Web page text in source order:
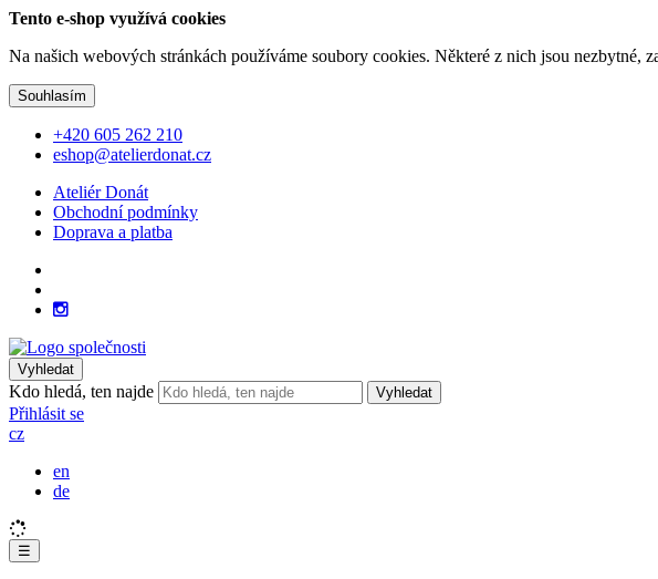
Tento e-shop využívá cookies
Na našich webových stránkách používáme soubory cookies. Některé z nich jsou
Souhlasím
+420 605 262 210
eshop@atelierdonat.cz
Ateliér Donát
Obchodní podmínky
Doprava a platba
Vyhledat
Kdo hledá, ten najde Vyhledat
Přihlásit se
cz
en
de
☰